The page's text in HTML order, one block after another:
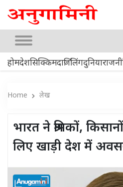
होमदेशसिक्किमदार्जिलिंगदुनिया
Home लेख
भारत ने श्रमिकों,
लिए खाड़ी देश में